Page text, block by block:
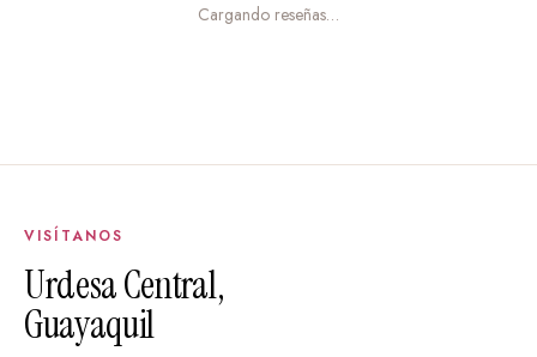
Cargando reseñas…
VISÍTANOS
Urdesa Central,
Guayaquil